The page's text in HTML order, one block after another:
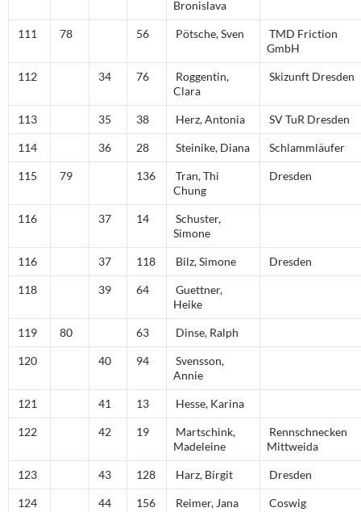
Bronislava
111 78 56 Pötsche, Sven
TMD Friction
GmbH
112 34 76
Roggentin,
Clara
Skizunft Dresden
113 35 38 Herz, Antonia SV TuR Dresden
114 36 28 Steinike, Diana Schlammläufer
115 79 136
Tran, Thi
Chung
Dresden
116 37 14
Schuster,
Simone
116 37 118 Bilz, Simone Dresden
118 39 64
Guettner,
Heike
119 80 63 Dinse, Ralph
120 40 94
Svensson,
Annie
121 41 13 Hesse, Karina
122 42 19
Martschink,
Madeleine
Rennschnecken
Mittweida
123 43 128 Harz, Birgit Dresden
124 44 156 Reimer, Jana Coswig